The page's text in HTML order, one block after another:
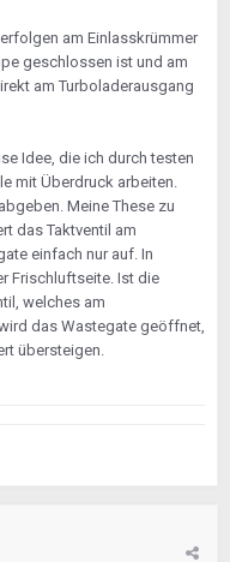
am Einlasskrümmer
geschlossen ist und am
am Turboladerausgang
Idee, die ich durch testen
mit Überdruck arbeiten.
Meine These zu
das Taktventil am
einfach nur auf. In
Frischluftseite. Ist die
welches am
das Wastegate geöffnet,
übersteigen.